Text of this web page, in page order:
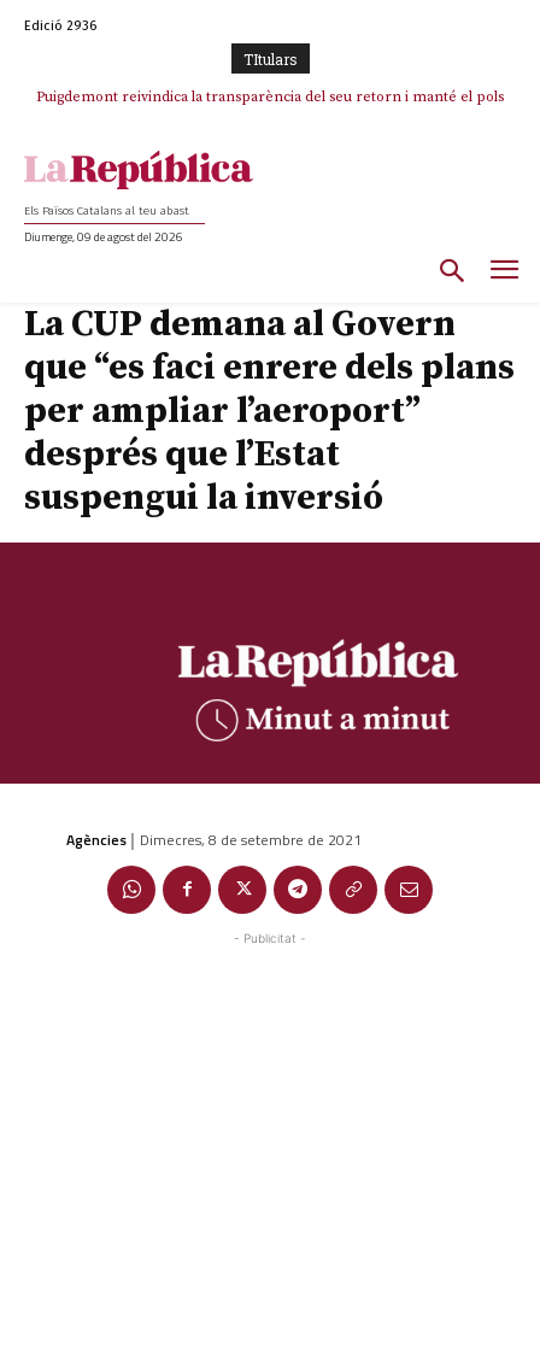
Edició 2936
TItulars
Puigdemont reivindica la transparència del seu retorn i manté el pols
Portugal acusa Espanya de provocar un “efecte crida” massiu per la seva
Els Països Catalans al teu abast
Diumenge, 09 de agost del 2026
La CUP demana al Govern
que “es faci enrere dels plans
per ampliar l’aeroport”
després que l’Estat
suspengui la inversió
Agències | Dimecres, 8 de setembre de 2021
- Publicitat -